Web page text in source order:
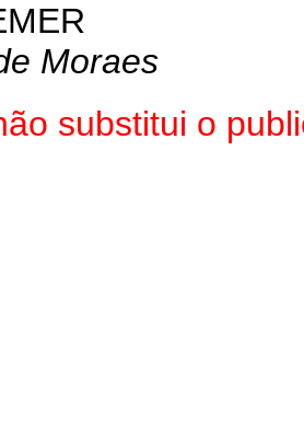
Moraes
substitui o